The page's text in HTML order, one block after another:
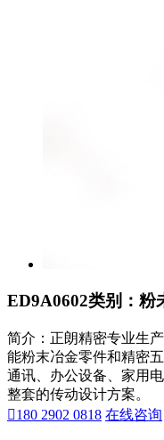
ED9A0602类别：粉
简介：正朗精密专业生
能粉末冶金零件和精密
通讯、办公设备、家用
整套的传动设计方案。
180 2902 0818 在线咨询